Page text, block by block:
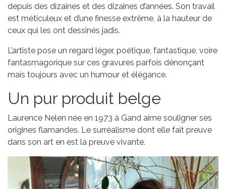
depuis des dizaines et des dizaines d’années. Son travail
est méticuleux et d’une finesse extrême, à la hauteur de
ceux qui les ont dessinés jadis.
L’artiste pose un regard léger, poétique, fantastique, voire
fantasmagorique sur ces gravures parfois dénonçant
mais toujours avec un humour et élégance.
Un pur produit belge
Laurence Nelen née en 1973 à Gand aime souligner ses
origines flamandes. Le surréalisme dont elle fait preuve
dans son art en est la preuve vivante.